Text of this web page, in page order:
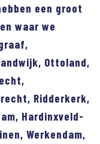
een groot
waar we
Ottoland,
Ridderkerk,
Hardinxveld-
Werkendam,